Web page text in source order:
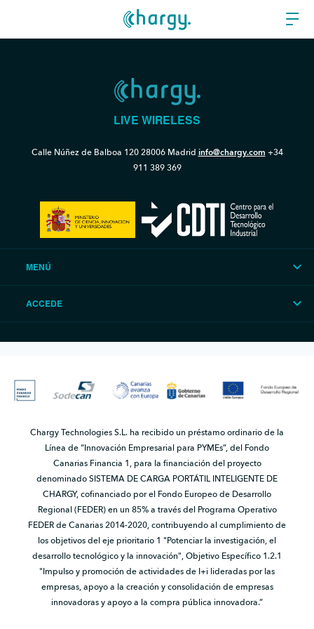
LIVE WIRELESS
Calle Núñez de Balboa 12028006 Madrid info@chargy.com +34
911 389 369
MENÚ
ACCEDE
Chargy Technologies S.L. ha recibido un préstamo ordinario de la
Línea de “Innovación Empresarial para PYMEs”, del Fondo
Canarias Financia 1, para la financiación del proyecto
denominado SISTEMA DE CARGA PORTÁTIL INTELIGENTE DE
CHARGY, cofinanciado por el Fondo Europeo de Desarrollo
Regional (FEDER) en un 85% a través del Programa Operativo
FEDER de Canarias 2014-2020, contribuyendo al cumplimiento de
los objetivos del eje prioritario 1 "Potenciar la investigación, el
desarrollo tecnológico y la innovación", Objetivo Específico 1.2.1
"Impulso y promoción de actividades de I+i lideradas por las
empresas, apoyo a la creación y consolidación de empresas
innovadoras y apoyo a la compra pública innovadora.”